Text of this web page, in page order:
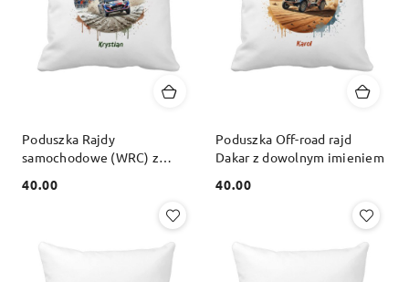
Poduszka Rajdy
samochodowe (WRC) z
Cena:
40.00
Poduszka Off-road rajd
Dakar z dowolnym imieniem
Cena:
40.00